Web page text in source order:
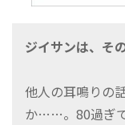
ジイサンは、そ
他人の耳鳴りの
か……。80過ぎ